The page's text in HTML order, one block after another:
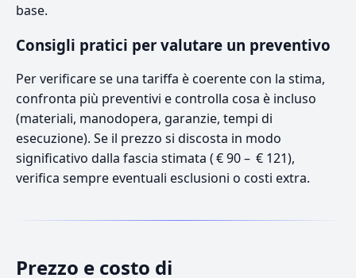
base.
Consigli pratici per valutare un preventivo
Per verificare se una tariffa è coerente con la stima,
confronta più preventivi e controlla cosa è incluso
(materiali, manodopera, garanzie, tempi di
esecuzione). Se il prezzo si discosta in modo
significativo dalla fascia stimata ( € 90 – € 121),
verifica sempre eventuali esclusioni o costi extra.
Prezzo e costo di